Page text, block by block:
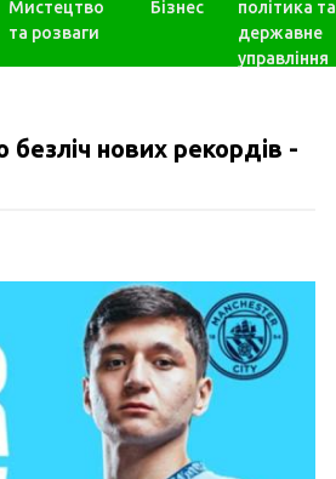
Мистецтво
та розваги
Бізнес
політика та
державне
управління
безліч нових рекордів -